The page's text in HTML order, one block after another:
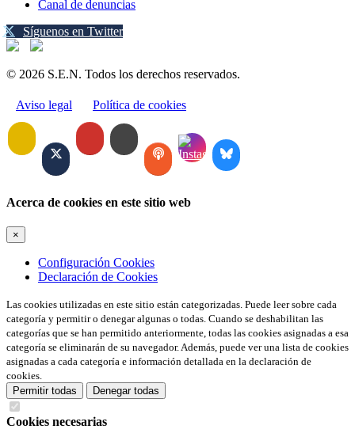
Canal de denuncias
Síguenos en Twitter
© 2026 S.E.N. Todos los derechos reservados.
Aviso legal Política de cookies
Acerca de cookies en este sitio web
×
Configuración Cookies
Declaración de Cookies
Las cookies utilizadas en este sitio están categorizadas. Puede leer sobre cada
categoría y permitir o denegar algunas o todas. Cuando se deshabilitan las
categorías que se han permitido anteriormente, todas las cookies asignadas a esa
categoría se eliminarán de su navegador. Además, puede ver una lista de cookies
asignadas a cada categoría e información detallada en la declaración de
cookies.
Permitir todas
Denegar todas
Cookies necesarias